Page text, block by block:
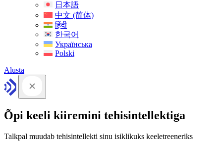
日本語
中文 (简体)
हिंदी
한국어
Українська
Polski
Alusta
Õpi keeli kiiremini tehisintellektiga
Talkpal muudab tehisintellekti sinu isiklikuks keeletreeneriks